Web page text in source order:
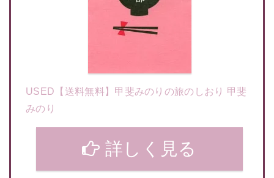
USED【送料無料】甲斐みのりの旅のしおり 甲斐
みのり
詳しく見る